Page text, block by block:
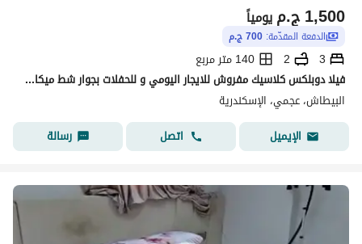
ج.م1,500 يومياً
الدفعة المقدّمة: 700 ج.م
3
2
140 متر مربع
فيلا دوبلكس كلاسيك مفروش للايجار اليومي و للحفلات بجوار شط ميكا درويش شهر العسل البيطاش العجمي الاسكندريه
البيطاش، عجمي، الإسكندرية
الإيميل
اتصل رسالة